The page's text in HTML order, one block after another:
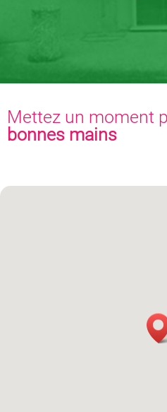
Mettez un moment
bonnes mains